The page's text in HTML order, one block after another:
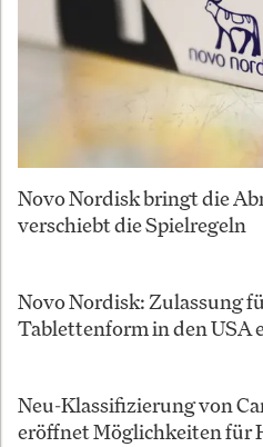
Novo Nordisk bringt die
verschiebt die Spielregeln
Novo Nordisk: Zulassung
Tablettenform in den USA
Neu-Klassifizierung von
eröffnet Möglichkeiten für